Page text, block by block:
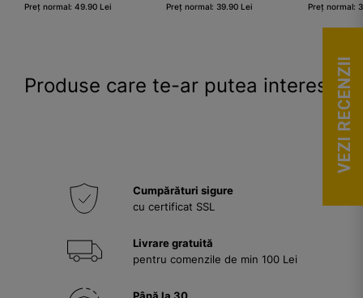
Preț normal: 49.90 Lei
Preț normal: 39.90 Lei
Preț normal:
Produse care te-ar putea interesa
Cumpărături sigure
cu certificat SSL
Livrare gratuită
pentru comenzile de min 100 Lei
VEZI RECENZII